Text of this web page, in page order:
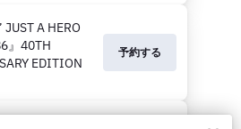
JUST A HERO
』40TH
EDITION
予約する